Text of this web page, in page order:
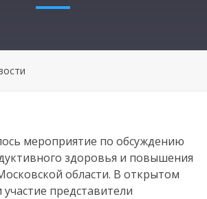
мероприятие по обсуждению
здоровья и повышения
области. В открытом
представители